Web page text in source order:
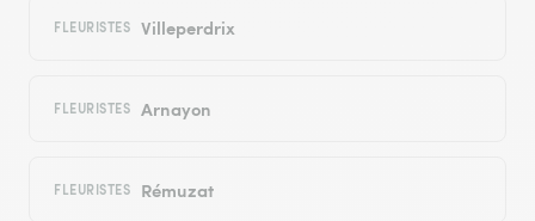
FLEURISTES Villeperdrix
FLEURISTES Arnayon
FLEURISTES Rémuzat